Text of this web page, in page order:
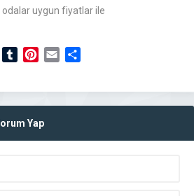
odalar uygun fiyatlar ile
BlueskyTumblrPinterest
Email
Yap